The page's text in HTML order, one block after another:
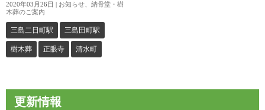
2020年03月26日 | お知らせ
納骨堂・樹
木葬のご案内
三島二日町駅 三島田町駅
樹木葬 正眼寺 清水町
更新情報